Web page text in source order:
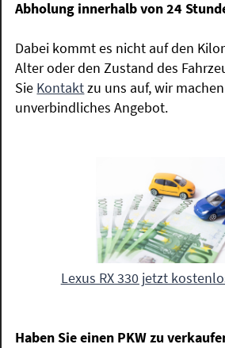
Abholung innerhalb von 24
Dabei kommt es nicht auf den
Alter oder den Zustand des
Sie Kontaktzu uns auf, wir
unverbindliches Angebot.
Lexus RX 330 jetzt
Haben Sie einen PKW zu